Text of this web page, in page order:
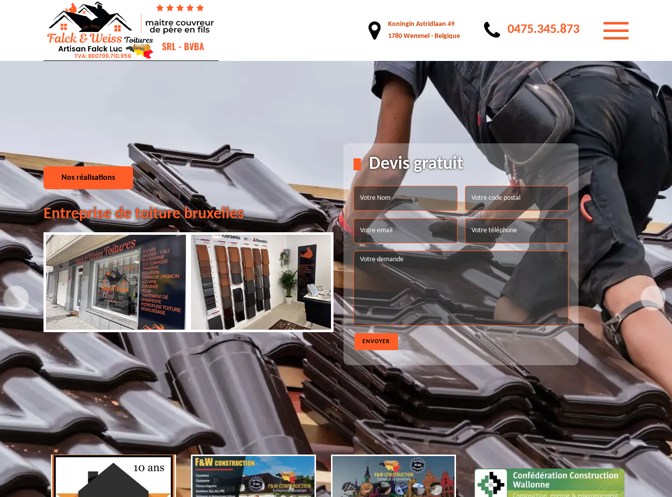
Koningin Astridlaan 49
1780 Wemmel - Belgique
0475.345.873
Nos réalisations
Entreprise de toiture bruxelles
Devis gratuit